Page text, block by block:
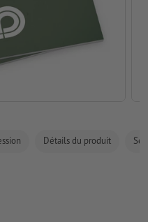
Détails du produit